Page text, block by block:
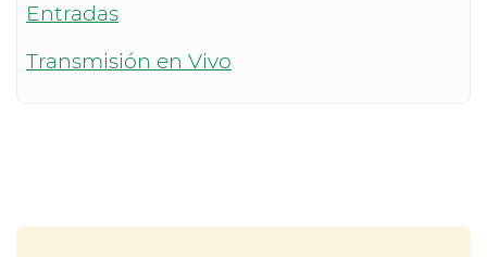
Entradas
Transmisión en Vivo